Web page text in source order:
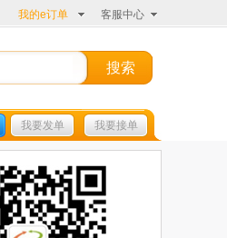
我的e订单 客服中心
我要接单
我要发单